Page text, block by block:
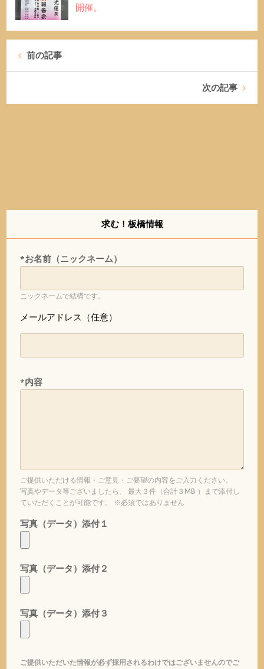
開催。
前の記事
次の記事
求む！板橋情報
*お名前（ニックネーム）
ニックネームで結構です。
メールアドレス（任意）
*内容
ご提供いただける情報・ご意見・ご要望の内容をご入力ください。
写真やデータ等ございましたら、 最大３件（合計３MB ）まで添付し
ていただくことが可能です。 ※必須ではありません
写真（データ）添付１
写真（データ）添付２
写真（データ）添付３
ご提供いただいた情報が必ず採用されるわけではございませんのでご